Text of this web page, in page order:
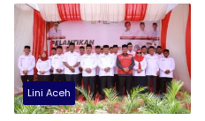
Lini Aceh